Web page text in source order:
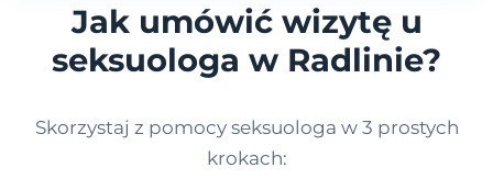
Jak umówić wizytę u
seksuologa w Radlinie?
Skorzystaj z pomocy seksuologa w 3 prostych
krokach: